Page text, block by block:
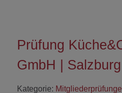
Prüfung
GmbH | Salzburg
Kategorie: